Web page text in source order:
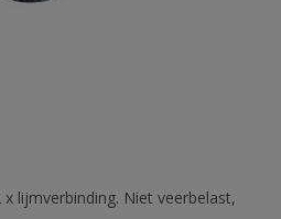
lijmverbinding. Niet veerbelast,